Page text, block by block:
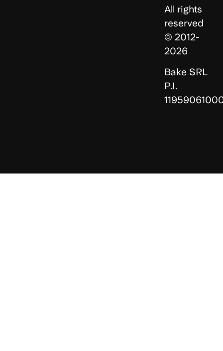
All rights
reserved
© 2012-
2026
Bake SRL
P.I.